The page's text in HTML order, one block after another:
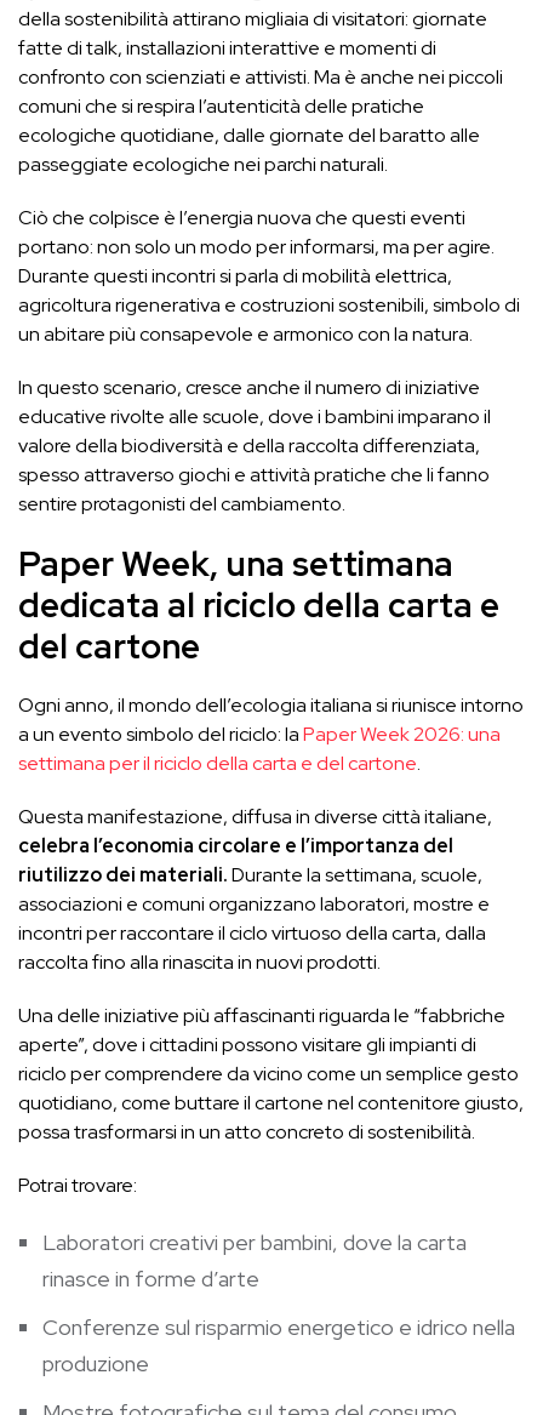
della sostenibilità attirano migliaia di visitatori: giornate
fatte di talk, installazioni interattive e momenti di
confronto con scienziati e attivisti. Ma è anche nei piccoli
comuni che si respira l’autenticità delle pratiche
ecologiche quotidiane, dalle giornate del baratto alle
passeggiate ecologiche nei parchi naturali.
Ciò che colpisce è l’energia nuova che questi eventi
portano: non solo un modo per informarsi, ma per agire.
Durante questi incontri si parla di mobilità elettrica,
agricoltura rigenerativa e costruzioni sostenibili, simbolo di
un abitare più consapevole e armonico con la natura.
In questo scenario, cresce anche il numero di iniziative
educative rivolte alle scuole, dove i bambini imparano il
valore della biodiversità e della raccolta differenziata,
spesso attraverso giochi e attività pratiche che li fanno
sentire protagonisti del cambiamento.
Paper Week, una settimana
dedicata al riciclo della carta e
del cartone
Ogni anno, il mondo dell’ecologia italiana si riunisce intorno
a un evento simbolo del riciclo: laPaper Week 2026: una
settimana per il riciclo della carta e del cartone.
Questa manifestazione, diffusa in diverse città italiane,
celebra l’economia circolare e l’importanza del
riutilizzo dei materiali.Durante la settimana, scuole,
associazioni e comuni organizzano laboratori, mostre e
incontri per raccontare il ciclo virtuoso della carta, dalla
raccolta fino alla rinascita in nuovi prodotti.
Una delle iniziative più affascinanti riguarda le “fabbriche
aperte”, dove i cittadini possono visitare gli impianti di
riciclo per comprendere da vicino come un semplice gesto
quotidiano, come buttare il cartone nel contenitore giusto,
possa trasformarsi in un atto concreto di sostenibilità.
Potrai trovare:
Laboratori creativi per bambini, dove la carta
rinasce in forme d’arte
Conferenze sul risparmio energetico e idrico nella
produzione